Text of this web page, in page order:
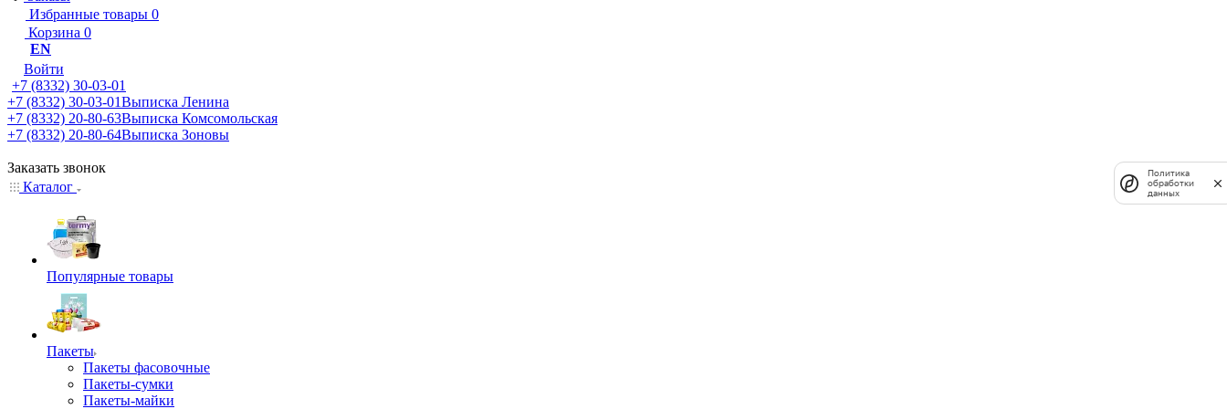
Избранные товары 0
Корзина 0
EN
Войти
+7 (8332) 30-03-01
+7 (8332) 30-03-01Выписка Ленина
+7 (8332) 20-80-63Выписка Комсомольская
+7 (8332) 20-80-64Выписка Зоновы
Заказать звонок
Каталог
Популярные товары
Пакеты
Пакеты фасовочные
Пакеты-сумки
Пакеты-майки
Политика
обработки
данных